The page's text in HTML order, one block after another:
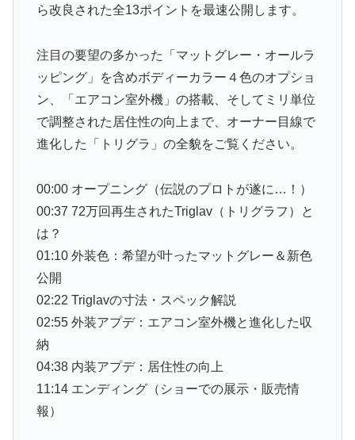
ら改良された全13ポイントを最速公開します。
注目の要望の多かった「マットグレー・オールラ
ッピング」を含めボディーカラー４色のオプショ
ン、「エアコン室外機」の搭載、そしてミリ単位
で調整された居住性の向上まで、オーナー目線で
進化した「トリグラ」の全貌をご覧ください。
00:00 オープニング（伝説のプロトが遂に…！）
00:37 72万回再生されたTriglav（トリグラフ）と
は？
01:10 外装色：希望が叶ったマットグレー＆新色
公開
02:22 Triglavの寸法・スペック解説
02:55 外装アプデ：エアコン室外機と進化した収
納
04:38 内装アプデ：居住性の向上
11:14 エンディング（ショーでの展示・販売情
報）